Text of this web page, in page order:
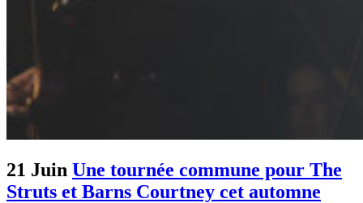
21 Juin Une tournée commune pour The
Struts et Barns Courtney cet automne